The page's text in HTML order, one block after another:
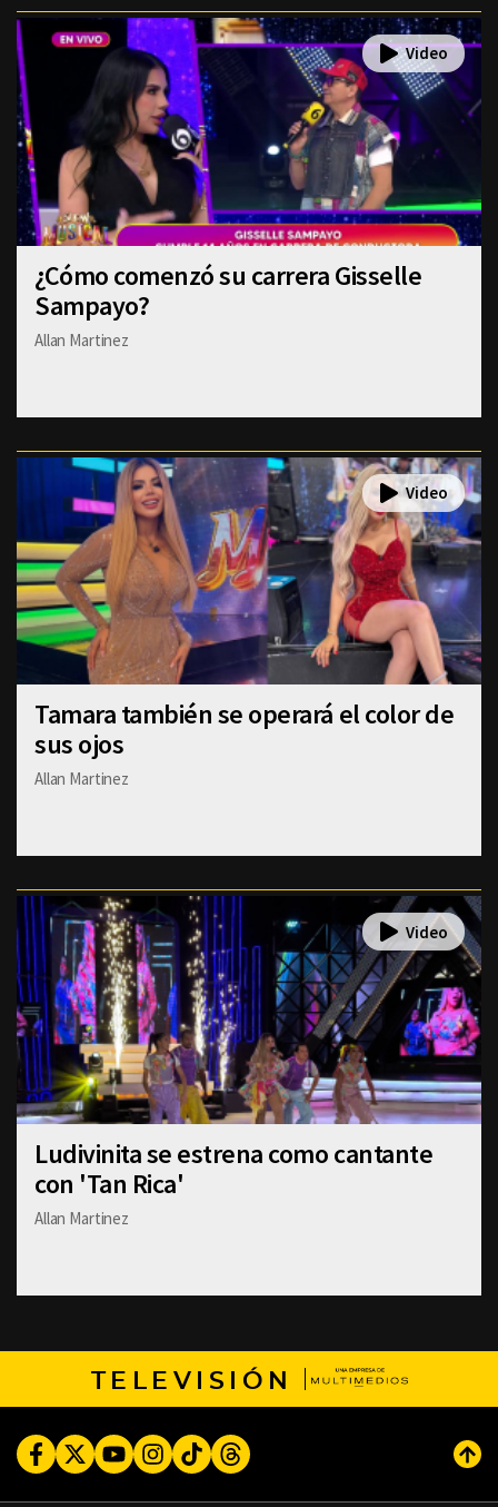
¿Cómo comenzó su carrera Gisselle
Sampayo?
Allan Martinez
Tamara también se operará el color de
sus ojos
Allan Martinez
Ludivinita se estrena como cantante
con 'Tan Rica'
Allan Martinez
TELEVISIÓN
FacebookTwitterYoutubeInstagram
TikTokThreads